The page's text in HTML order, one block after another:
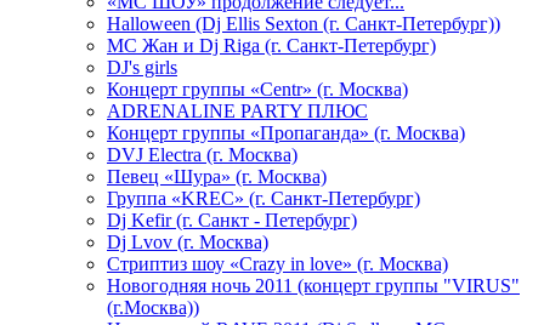
Halloween (Dj Ellis Sexton (г. Санкт-Петербург))
МС Жан и Dj Riga (г. Санкт-Петербург)
DJ's girls
Концерт группы «Centr» (г. Москва)
ADRENALINE PARTY ПЛЮС
Концерт группы «Пропаганда» (г. Москва)
DVJ Electra (г. Москва)
Певец «Шура» (г. Москва)
Группа «KREC» (г. Санкт-Петербург)
Dj Kefir (г. Санкт - Петербург)
Dj Lvov (г. Москва)
Стриптиз шоу «Crazy in love» (г. Москва)
Новогодняя ночь 2011 (концерт группы "VIRUS"
(г.Москва))